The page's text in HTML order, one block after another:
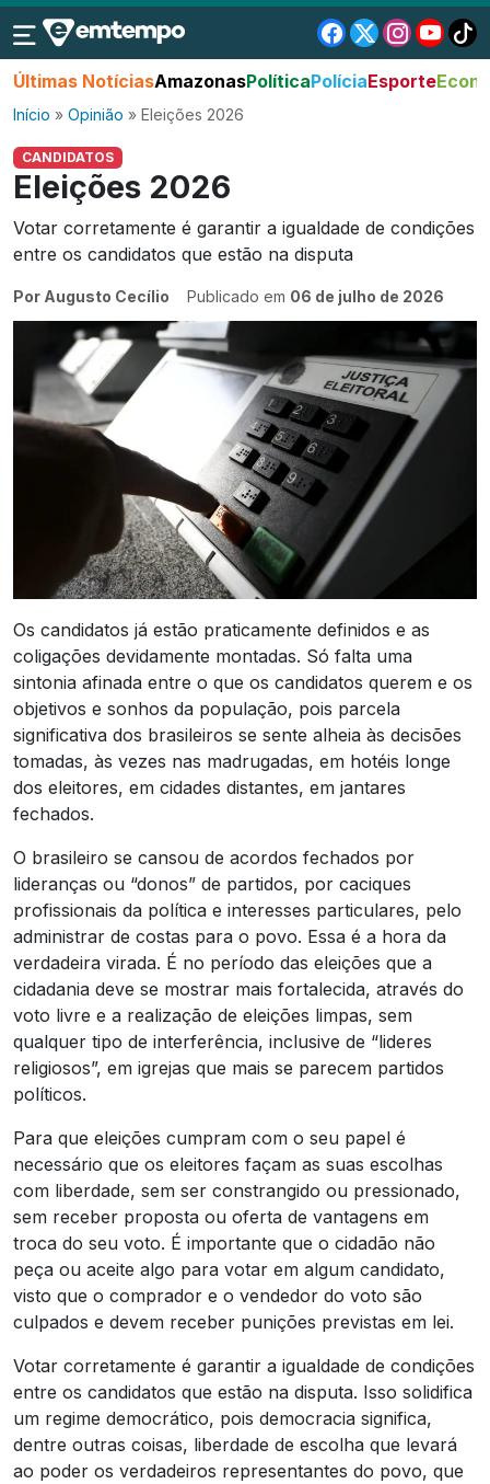
Últimas NotíciasAmazonasPolíticaPolíciaEsporte
Início » Opinião » Eleições 2026
CANDIDATOS
Eleições 2026
Votar corretamente é garantir a igualdade de condições
entre os candidatos que estão na disputa
Por Augusto Cecílio Publicado em 06 de julho de 2026
Os candidatos já estão praticamente definidos e as
coligações devidamente montadas. Só falta uma
sintonia afinada entre o que os candidatos querem e os
objetivos e sonhos da população, pois parcela
significativa dos brasileiros se sente alheia às decisões
tomadas, às vezes nas madrugadas, em hotéis longe
dos eleitores, em cidades distantes, em jantares
fechados.
O brasileiro se cansou de acordos fechados por
lideranças ou “donos” de partidos, por caciques
profissionais da política e interesses particulares, pelo
administrar de costas para o povo. Essa é a hora da
verdadeira virada. É no período das eleições que a
cidadania deve se mostrar mais fortalecida, através do
voto livre e a realização de eleições limpas, sem
qualquer tipo de interferência, inclusive de “lideres
religiosos”, em igrejas que mais se parecem partidos
políticos.
Para que eleições cumpram com o seu papel é
necessário que os eleitores façam as suas escolhas
com liberdade, sem ser constrangido ou pressionado,
sem receber proposta ou oferta de vantagens em
troca do seu voto. É importante que o cidadão não
peça ou aceite algo para votar em algum candidato,
visto que o comprador e o vendedor do voto são
culpados e devem receber punições previstas em lei.
Votar corretamente é garantir a igualdade de condições
entre os candidatos que estão na disputa. Isso solidifica
um regime democrático, pois democracia significa,
dentre outras coisas, liberdade de escolha que levará
ao poder os verdadeiros representantes do povo, que